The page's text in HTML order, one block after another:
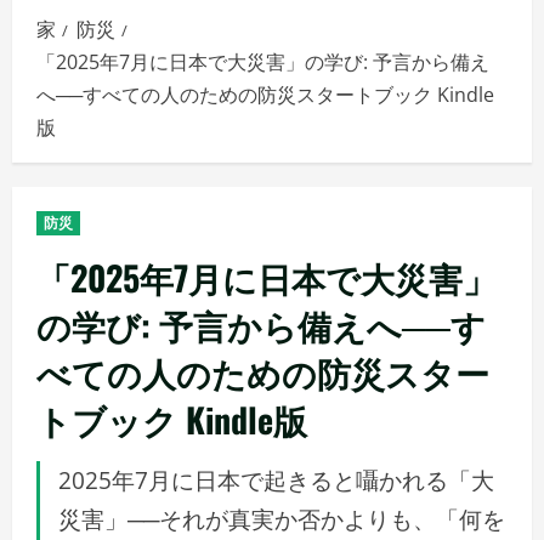
イ
マ
メ
ニ
ュ
家
防災
「2025年7月に日本で大災害」の学び: 予言から備え
へ──すべての人のための防災スタートブック Kindle
版
防災
「2025年7月に日本で大災害」
の学び: 予言から備えへ──す
べての人のための防災スター
トブック Kindle版
2025年7月に日本で起きると囁かれる「大
災害」──それが真実か否かよりも、「何を